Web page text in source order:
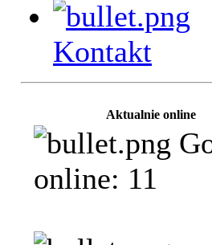
Kontakt
Aktualnie online
online: 11